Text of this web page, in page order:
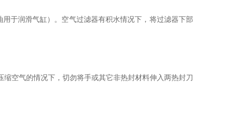
于润滑气缸）。空气过滤器有积水情况下，将过滤器下部
空气的情况下，切勿将手或其它非热封材料伸入两热封刀